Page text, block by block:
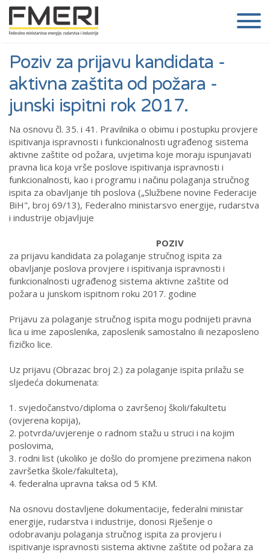
Poziv za prijavu kandidata -
aktivna zaštita od požara -
junski ispitni rok 2017.
Na osnovu čl. 35. i 41. Pravilnika o obimu i postupku provjere
ispitivanja ispravnosti i funkcionalnosti ugrađenog sistema
aktivne zaštite od požara, uvjetima koje moraju ispunjavati
pravna lica koja vrše poslove ispitivanja ispravnosti i
funkcionalnosti, kao i programu i načinu polaganja stručnog
ispita za obavljanje tih poslova („Službene novine Federacije
BiH", broj 69/13), Federalno ministarsvo energije, rudarstva
i industrije objavljuje
POZIV
za prijavu kandidata za polaganje stručnog ispita za
obavljanje poslova provjere i ispitivanja ispravnosti i
funkcionalnosti ugrađenog sistema aktivne zaštite od
požara u junskom ispitnom roku 2017. godine
Prijavu za polaganje stručnog ispita mogu podnijeti pravna
lica u ime zaposlenika, zaposlenik samostalno ili nezaposleno
fizičko lice.
Uz prijavu (Obrazac broj 2.) za polaganje ispita prilažu se
sljedeća dokumenata:
1. svjedočanstvo/diploma o završenoj školi/fakultetu
(ovjerena kopija),
2. potvrda/uvjerenje o radnom stažu u struci i na kojim
poslovima,
3. rodni list (ukoliko je došlo do promjene prezimena nakon
završetka škole/fakulteta),
4. federalna upravna taksa od 5 KM.
Na osnovu dostavljene dokumentacije, federalni ministar
energije, rudarstva i industrije, donosi Rješenje o
odobravanju polaganja stručnog ispita za provjeru i
ispitivanje ispravnosti sistema aktivne zaštite od požara za